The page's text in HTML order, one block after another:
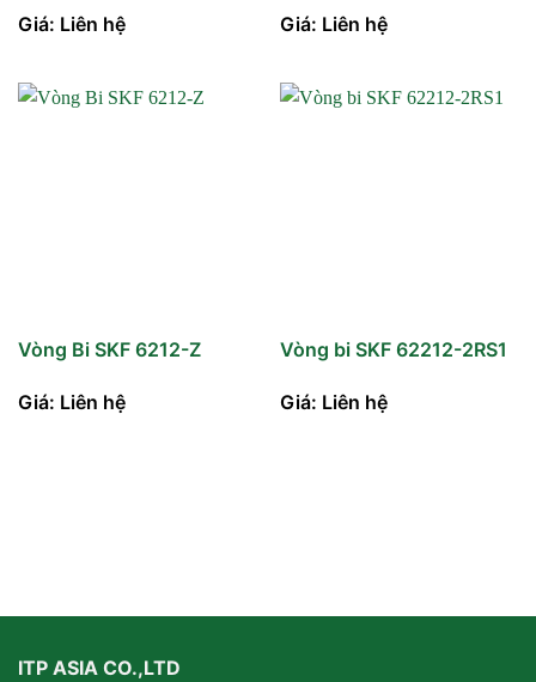
Giá: Liên hệ Giá: Liên hệ
Vòng Bi SKF 6212-Z
Giá: Liên hệ
Vòng bi SKF 62212-2RS1
Giá: Liên hệ
ITP ASIA CO.,LTD